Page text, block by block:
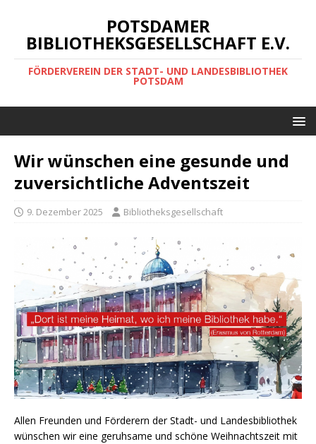
POTSDAMER
BIBLIOTHEKSGESELLSCHAFT E.V.
FÖRDERVEREIN DER STADT- UND LANDESBIBLIOTHEK
POTSDAM
Wir wünschen eine gesunde und
zuversichtliche Adventszeit
9. Dezember 2025 Bibliotheksgesellschaft
Allen Freunden und Förderern der Stadt- und Landesbibliothek
wünschen wir eine geruhsame und schöne Weihnachtszeit mit